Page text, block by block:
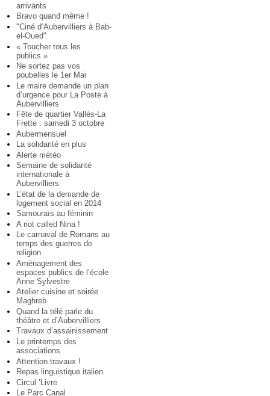
arrivants
Bravo quand même !
"Ciné d’Aubervilliers à Bab-
el-Oued"
« Toucher tous les
publics »
Ne sortez pas vos
poubelles le 1er Mai
Le maire demande un plan
d’urgence pour La Poste à
Aubervilliers
Fête de quartier Vallès-La
Frette : samedi 3 octobre
Aubermensuel
La solidarité en plus
Alerte météo
Semaine de solidarité
internationale à
Aubervilliers
L’état de la demande de
logement social en 2014
Samouraïs au féminin
A riot called Nina !
Le carnaval de Romans au
temps des guerres de
religion
Aménagement des
espaces publics de l’école
Anne Sylvestre
Atelier cuisine et soirée
Maghreb
Quand la télé parle du
théâtre et d’Aubervilliers
Travaux d’assainissement
Le printemps des
associations
Attention travaux !
Repas linguistique italien
Circul ’Livre
Le Parc Canal